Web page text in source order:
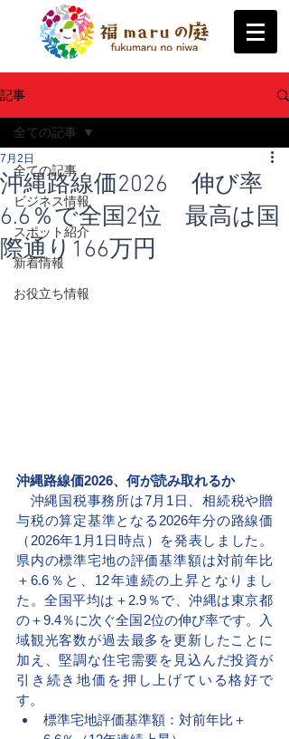
記事
全ての記事
ビジネス情報
スポット紹介
新着情報
お役立ち情報
全ての記事
沖縄路線価2026 伸び率
6.6％で全国2位 最高は国
際通り166万円
7月2日
沖縄路線価2026、何が読み取れるか
沖縄国税事務所は7月1日、相続税や贈
与税の算定基準となる2026年分の路線価
（2026年1月1日時点）を発表しました。
県内の標準宅地の評価基準額は対前年比
＋6.6％と、12年連続の上昇となりまし
た。全国平均は＋2.9％で、沖縄は東京都
の＋9.4％に次ぐ全国2位の伸び率です。入
域観光客数が過去最多を更新したことに
加え、堅調な住宅需要を見込んだ投資が
引き続き地価を押し上げている格好で
す。
標準宅地評価基準額：対前年比＋